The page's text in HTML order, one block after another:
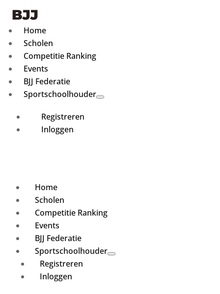
Home
Scholen
Competitie Ranking
Events
BJJ Federatie
Sportschoolhouder
Registreren
Inloggen
Home
Scholen
Competitie Ranking
Events
BJJ Federatie
Sportschoolhouder
Registreren
Inloggen